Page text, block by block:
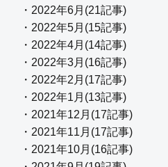
・2022年6月(21記事)
・2022年5月(15記事)
・2022年4月(14記事)
・2022年3月(16記事)
・2022年2月(17記事)
・2022年1月(13記事)
・2021年12月(17記事)
・2021年11月(17記事)
・2021年10月(16記事)